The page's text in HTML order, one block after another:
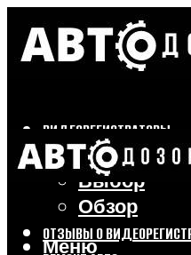
ВИДЕОРЕГИСТРАТОРЫ
Бренды
Выбор
Обзор
ОТЗЫВЫ О
Меню